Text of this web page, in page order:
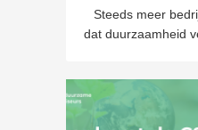
Steeds meer
dat duurzaamheid